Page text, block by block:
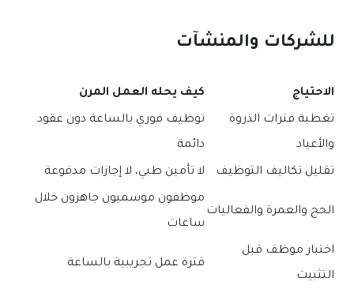
للشركات والمنشآت
الاحتياج كيف يحله العمل المرن
تغطية فترات الذروة
والأعياد
توظيف فوري بالساعة دون عقود
دائمة
تقليل تكاليف التوظيف لا تأمين طبي، لا إجازات مدفوعة
الحج والعمرة والفعاليات
موظفون موسميون جاهزون خلال
ساعات
اختبار موظف قبل
التثبيت
فترة عمل تجريبية بالساعة